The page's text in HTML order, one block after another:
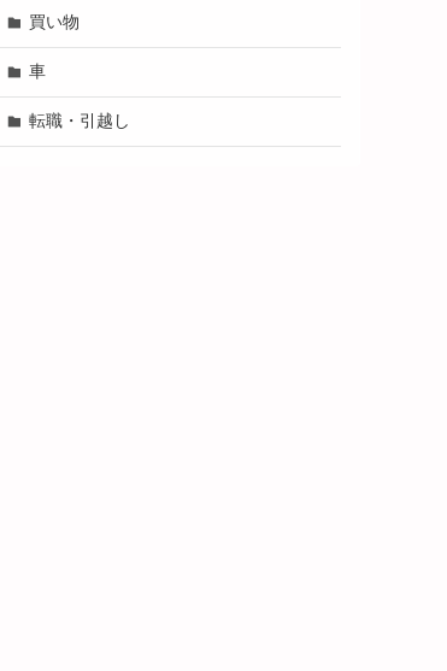
買い物
車
転職・引越し